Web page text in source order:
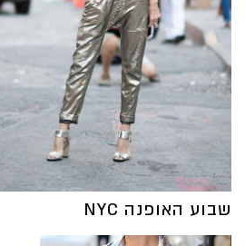
שבוע האופנה NYC